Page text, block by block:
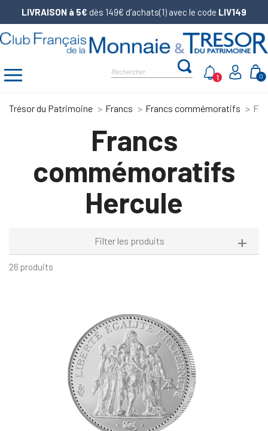
LIVRAISON à 5€ dès 149€ d’achats(1) avec le code LIV149
0
1
Trésor du Patrimoine Francs Francs commémoratifs
Francs
commémoratifs
Hercule
Filter les produits
26 produits